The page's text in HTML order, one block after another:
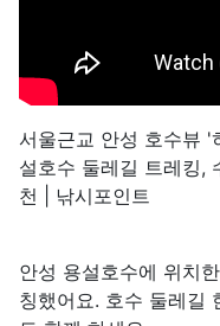
서울근교 안성 호수뷰 '
설호수 둘레길 트레킹,
천 | 낚시포인트
안성 용설호수에 위치
칭했어요. 호수 둘레길